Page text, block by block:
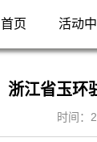
首页 活动
浙江省玉环
时间